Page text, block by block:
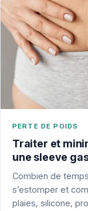
PERTE DE POIDS
Traiter et
une sleeve
Combien de
s’estomper et
plaies, silicone,